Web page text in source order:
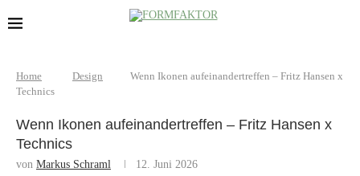
Home Design
Wenn Ikonen aufeinandertreffen – Fritz Hansen x
Technics
Wenn Ikonen aufeinandertreffen – Fritz Hansen x
Technics
von Markus Schraml 12. Juni 2026